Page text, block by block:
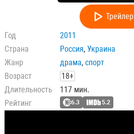
Трейлер
Год
2011
Страна
Россия, Украина
Жанр
драма, спорт
Возраст
18+
Длительность
117 мин.
Рейтинг
6.3 5.2